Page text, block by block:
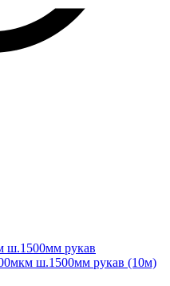
ш.1500мм рукав
ш.1500мм рукав (10м)